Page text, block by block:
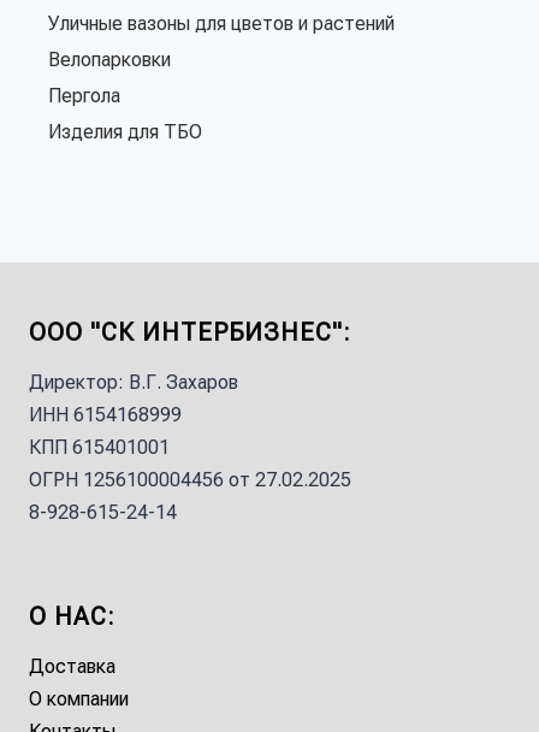
Уличные вазоны для цветов и растений
Велопарковки
Пергола
Изделия для ТБО
ООО "СК ИНТЕРБИЗНЕС":
Директор: В.Г. Захаров
ИНН 6154168999
КПП 615401001
ОГРН 1256100004456 от 27.02.2025
8-928-615-24-14
О НАС:
Доставка
О компании